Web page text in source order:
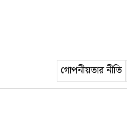
গোপনীয়তার নীতি